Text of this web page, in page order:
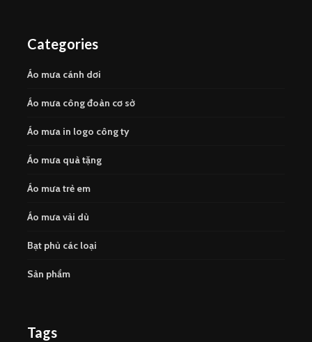
Categories
Áo mưa cánh dơi
Áo mưa công đoàn cơ sở
Áo mưa in logo công ty
Áo mưa quà tặng
Áo mưa trẻ em
Áo mưa vải dù
Bạt phủ các loại
Sản phẩm
Tags